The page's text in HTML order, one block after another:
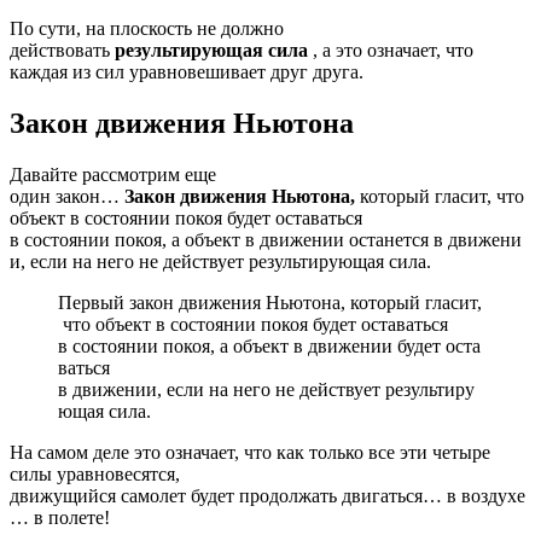
По сути, на плоскость не должно
действовать результирующая сила , а это означает, что
каждая из сил уравновешивает друг друга.
Закон движения Ньютона
Давайте рассмотрим еще
один закон… Закон движения Ньютона, который гласит, что
объект в состоянии покоя будет оставаться
в состоянии покоя, а объект в движении останется в движени
и, если на него не действует результирующая сила.
Первый закон движения Ньютона, который гласит,
что объект в состоянии покоя будет оставаться
в состоянии покоя, а объект в движении будет оста
ваться
в движении, если на него не действует результиру
ющая сила.
На самом деле это означает, что как только все эти четыре
силы уравновесятся,
движущийся самолет будет продолжать двигаться… в воздухе
… в полете!